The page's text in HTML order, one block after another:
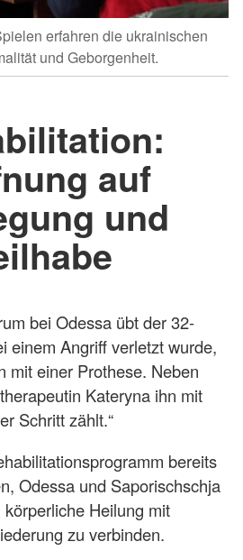
erfahren die ukrainischen
und Geborgenheit.
auf
und
bei Odessa übt der 32-
einem Angriff verletzt wurde,
mit einer Prothese. Neben
Kateryna ihn mit
Schritt zählt.“
bereits
Odessa und Saporischschja
Heilung mit
zu verbinden.